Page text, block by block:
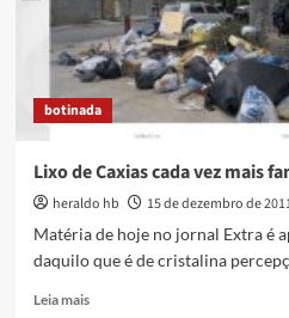
grandes
bambas
nessa
sexta
botinada
Lixo de Caxias cada vez mais
heraldo hb 15 de dezembro de
Matéria de hoje no jornal Extra é
daquilo que é de cristalina
Leia maisRead